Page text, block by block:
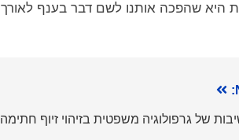
היא שהפכה אותנו לשם דבר בענף לאורך
של גרפולוגיה משפטית בזיהוי זיוף חתימה